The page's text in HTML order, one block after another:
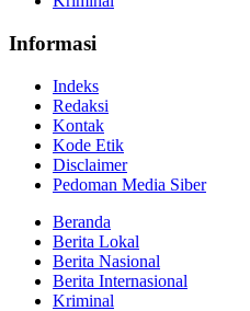
Informasi
Indeks
Redaksi
Kontak
Kode Etik
Disclaimer
Pedoman Media Siber
Beranda
Berita Lokal
Berita Nasional
Berita Internasional
Kriminal